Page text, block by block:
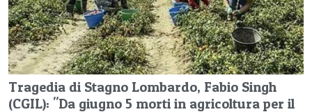
Tragedia di Stagno Lombardo, Fabio Singh
(CGIL): "Da giugno 5 morti in agricoltura per il